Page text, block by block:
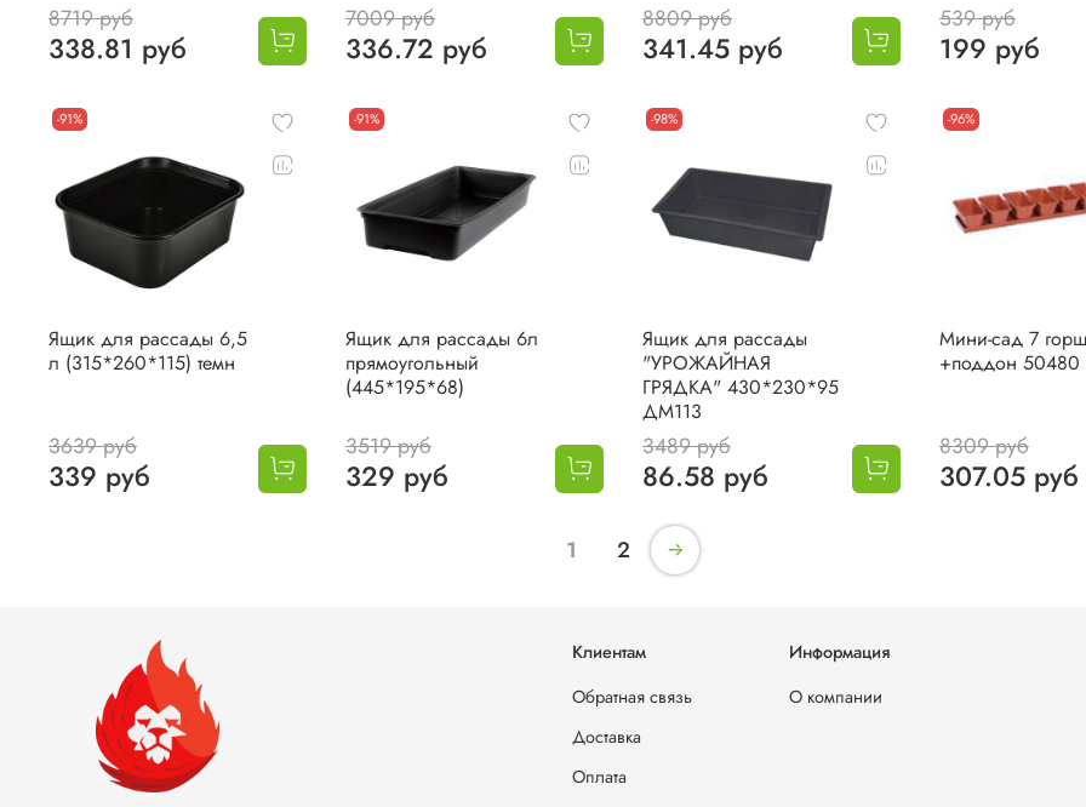
8719 руб
338.81 руб
7009 руб
336.72 руб
8809 руб
341.45 руб
539 руб
199 руб
-91%
Ящик для рассады 6,5
л (315*260*115) темн
3639 руб
339 руб
-91%
Ящик для рассады 6л
прямоугольный
(445*195*68)
3519 руб
329 руб
-98%
Ящик для рассады
"УРОЖАЙНАЯ
ГРЯДКА" 430*230*95
ДМ113
3489 руб
86.58 руб
-96%
Мини-сад 7
+поддон 50480
8309 руб
307.05 руб
1 2
Клиентам
Обратная связь
Доставка
Оплата
Информация
О компании